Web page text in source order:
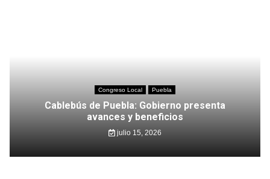
Congreso Local Puebla
Cablebús de Puebla: Gobierno presenta
avances y beneficios
julio 15, 2026